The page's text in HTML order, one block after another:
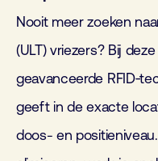
Nooit meer zoeken
(ULT) vriezers? Bij
geavanceerde
geeft in de exacte
doos- en